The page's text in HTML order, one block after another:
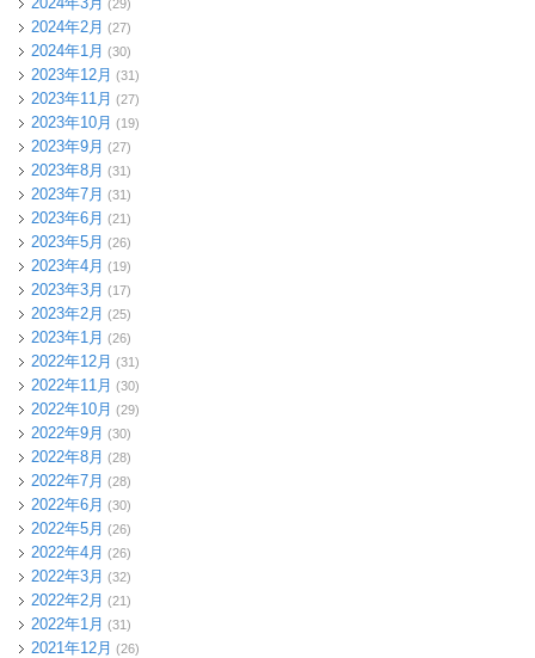
(29)
2024年2月 (27)
2024年1月 (30)
2023年12月 (31)
2023年11月 (27)
2023年10月 (19)
2023年9月 (27)
2023年8月 (31)
2023年7月 (31)
2023年6月 (21)
2023年5月 (26)
2023年4月 (19)
2023年3月 (17)
2023年2月 (25)
2023年1月 (26)
2022年12月 (31)
2022年11月 (30)
2022年10月 (29)
2022年9月 (30)
2022年8月 (28)
2022年7月 (28)
2022年6月 (30)
2022年5月 (26)
2022年4月 (26)
2022年3月 (32)
2022年2月 (21)
2022年1月 (31)
2021年12月 (26)